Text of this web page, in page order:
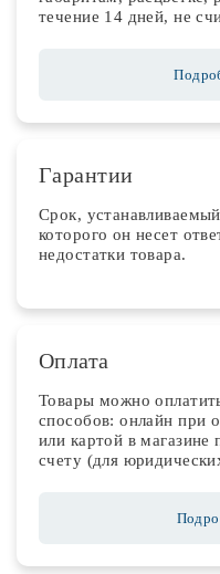
течение 14 дней, не
Гарантии
Срок,
которого он несет
недостатки товара.
Оплата
Товары можно
способов: онлайн при
или картой в
счету (для